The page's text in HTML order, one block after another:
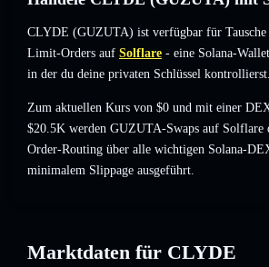
CLYDE (GUZUTA) ist verfügbar für Tausche
Limit-Orders auf Solflare - eine Solana-
in der du deine privaten Schlüssel kontrollierst.
Zum aktuellen Kurs von $0 und mit einer
$20.5K werden GUZUTA-Swaps auf Solflare
Order-Routing über alle wichtigen Solana-
minimalem Slippage ausgeführt.
Marktdaten für CLYDE